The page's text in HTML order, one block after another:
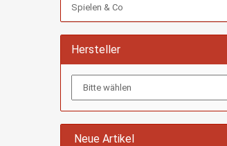
Spielen & Co
Hersteller
Neue Artikel